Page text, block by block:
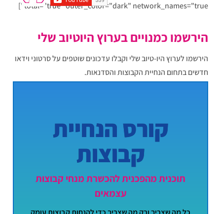
total="true" outer_color="dark" network_names="true"]
הירשמו כמנויים בערוץ היוטיוב שלי
הירשמו לערוץ היו-טיוב שלי וקבלו עדכונים שוטפים על סרטוני וידאו
חדשים בתחום הנחיית הקבוצות והסדנאות.
קורס הנחיית
קבוצות
תוכנית מהפכנית להכשרת מנחי קבוצות
עצמאים